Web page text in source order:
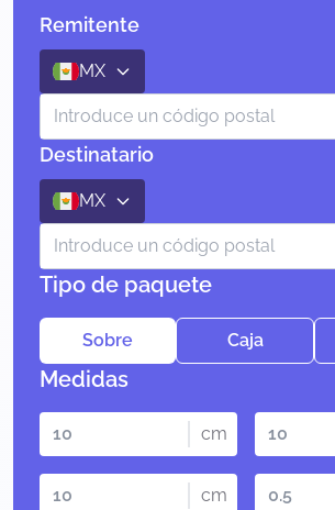
Remitente
MX
Destinatario
MX
Tipo de paquete
Sobre Caja
Medidas
cm
cm